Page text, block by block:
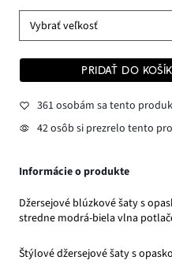
Vybrať veľkosť
PRIDAŤ DO
361 osobám sa tento
42 osôb si prezrelo tento
Informácie o produkte
Džersejové blúzkové šaty s
stredne modrá-biela vlna
Štýlové džersejové šaty s